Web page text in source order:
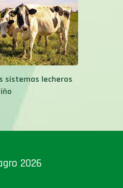
sistemas lecheros
2026